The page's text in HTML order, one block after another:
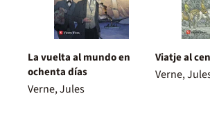
La vuelta al mundo en
ochenta días
Verne, Jules
Viatje al
Verne,